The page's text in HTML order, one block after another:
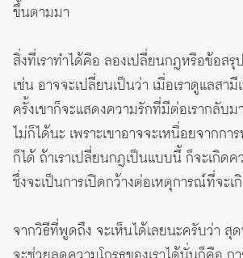
ขึ้นตามมา
สิ่งที่เราทำได้คือ ลองเปลี่ยนกฎหรือข้อสรุ
เช่น อาจจะเปลี่ยนเป็นว่า เมื่อเราดูแลสา
ครั้งเขาก็จะแสดงความรักที่มีต่อเรากลับม
ไม่ก็ได้นะ เพราะเขาอาจจะเหนื่อยจากกา
ก็ได้ ถ้าเราเปลี่ยนกฎเป็นแบบนี้ ก็จะเกิด
ซึ่งจะเป็นการเปิดกว้างต่อเหตุการณ์ที่จะ
จากวิธีที่พูดถึง จะเห็นได้เลยนะครับว่า